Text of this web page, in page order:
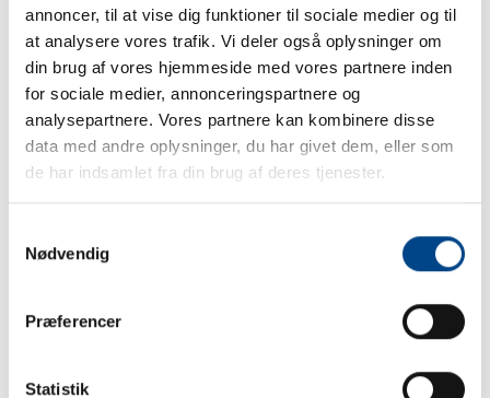
annoncer, til at vise dig funktioner til sociale medier og til
at analysere vores trafik. Vi deler også oplysninger om
din brug af vores hjemmeside med vores partnere inden
for sociale medier, annonceringspartnere og
analysepartnere. Vores partnere kan kombinere disse
data med andre oplysninger, du har givet dem, eller som
de har indsamlet fra din brug af deres tjenester.
Nødvendig
Præferencer
Statistik
cykeltur med mor og far – og hun tager